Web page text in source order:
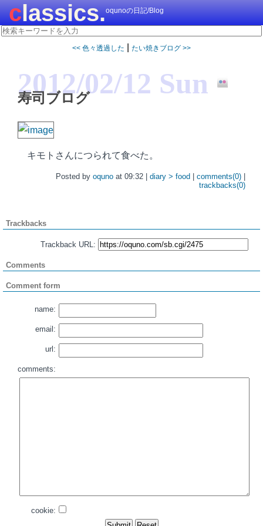
classics.oqunoの日記/Blog
<< 色々透過した たい焼きブログ >>
2012/02/12 Sun
寿司ブログ
キモトさんにつられて食べた。
Posted by oquno at 09:32 | diary > food comments(0)
trackbacks(0)
Trackbacks
Trackback URL:
Comments
Comment form
name:
email:
url:
comments:
cookie: